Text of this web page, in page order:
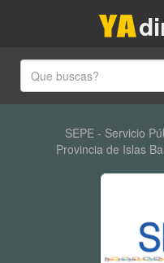
SEPE - Servicio
Provincia de Islas